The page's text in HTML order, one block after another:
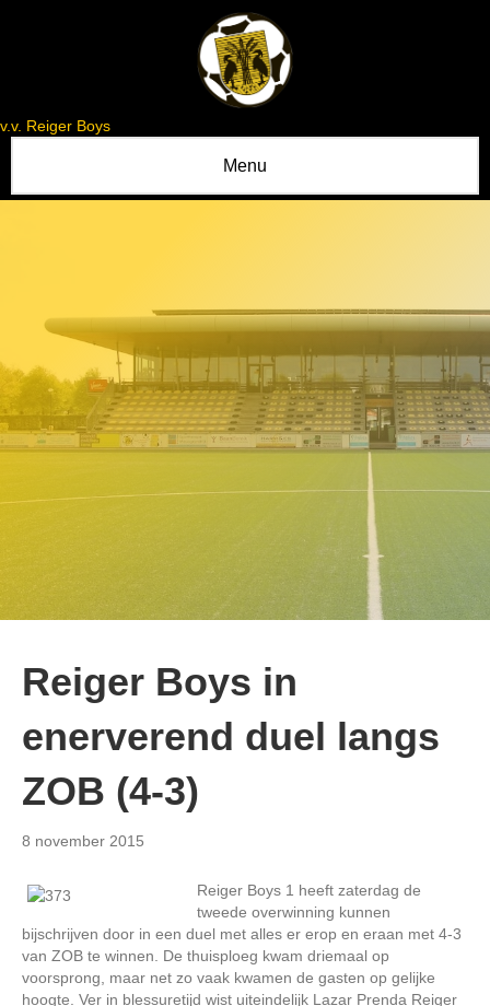
v.v. Reiger Boys
Menu
Reiger Boys in
enerverend duel langs
ZOB (4-3)
8 november 2015
Reiger Boys 1 heeft zaterdag de
tweede overwinning kunnen
bijschrijven door in een duel met alles er erop en eraan met 4-3
van ZOB te winnen. De thuisploeg kwam driemaal op
voorsprong, maar net zo vaak kwamen de gasten op gelijke
hoogte. Ver in blessuretijd wist uiteindelijk Lazar Prenda Reiger